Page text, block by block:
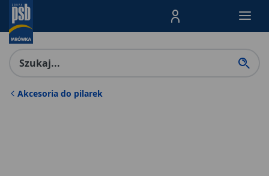
Menu Produktów,
Akcesoria do pilarek